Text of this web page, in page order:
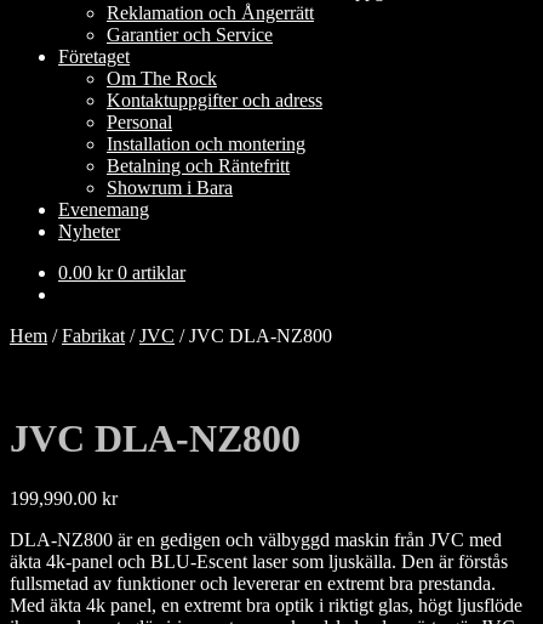
Reklamation och Ångerrätt
Garantier och Service
Företaget
Om The Rock
Kontaktuppgifter och adress
Personal
Installation och montering
Betalning och Räntefritt
Showrum i Bara
Evenemang
Nyheter
0.00 kr 0 artiklar
Hem /Fabrikat /JVC /JVC DLA-NZ800
JVC DLA-NZ800
199,990.00 kr
DLA-NZ800 är en gedigen och välbyggd maskin från JVC med
äkta 4k-panel och BLU-Escent laser som ljuskälla. Den är förstås
fullsmetad av funktioner och levererar en extremt bra prestanda.
Med äkta 4k panel, en extremt bra optik i riktigt glas, högt ljusflöde